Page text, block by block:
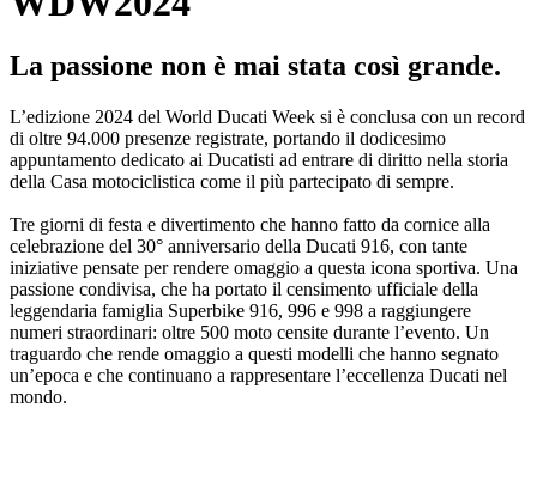
La passione non è mai stata così grande.
L’edizione 2024 del World Ducati Week si è conclusa con un record
di oltre 94.000 presenze registrate, portando il dodicesimo
appuntamento dedicato ai Ducatisti ad entrare di diritto nella storia
della Casa motociclistica come il più partecipato di sempre.
Tre giorni di festa e divertimento che hanno fatto da cornice alla
celebrazione del 30° anniversario della Ducati 916, con tante
iniziative pensate per rendere omaggio a questa icona sportiva. Una
passione condivisa, che ha portato il censimento ufficiale della
leggendaria famiglia Superbike 916, 996 e 998 a raggiungere
numeri straordinari: oltre 500 moto censite durante l’evento. Un
traguardo che rende omaggio a questi modelli che hanno segnato
un’epoca e che continuano a rappresentare l’eccellenza Ducati nel
mondo.